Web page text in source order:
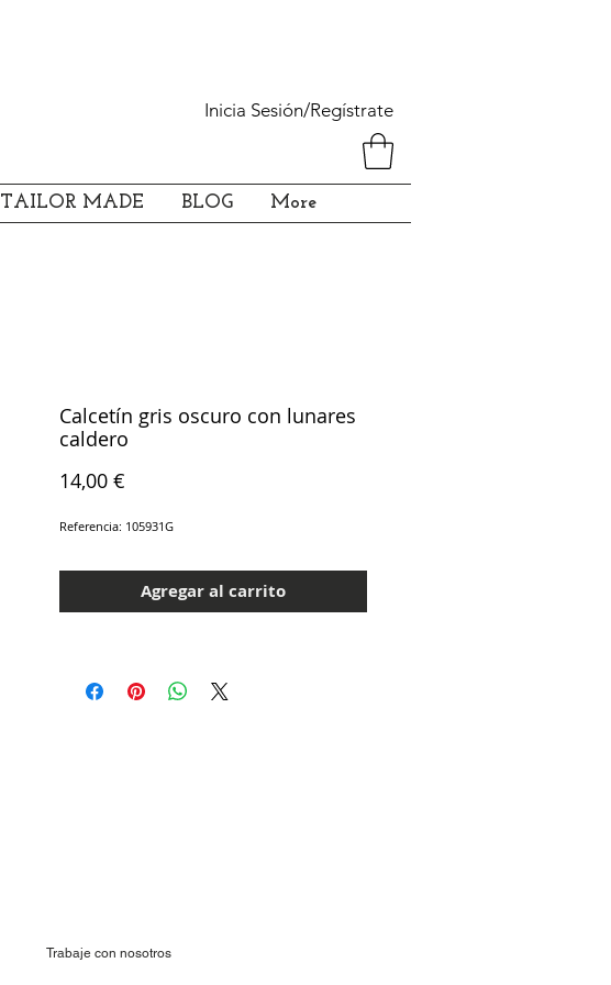
Inicia Sesión/Regístrate
TAILOR MADE BLOG More
Calcetín gris oscuro con lunares
caldero
14,00 €
Referencia: 105931G
Agregar al carrito
Trabaje con nosotros